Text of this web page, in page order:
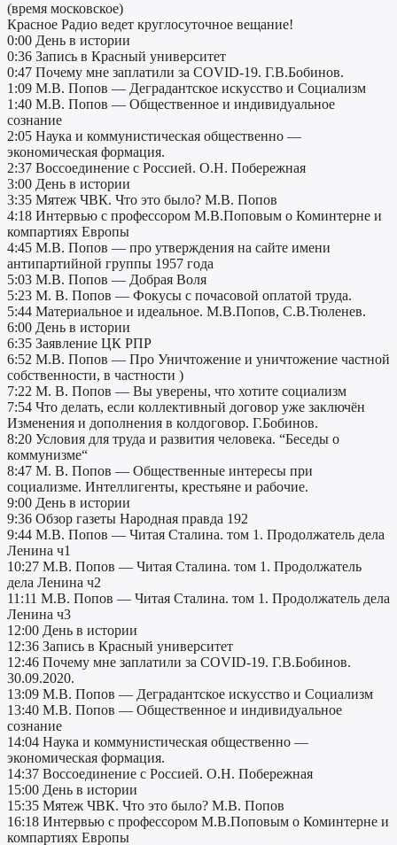
(время московское)
Красное Радио ведет круглосуточное вещание!
0:00 День в истории
0:36 Запись в Красный университет
0:47 Почему мне заплатили за COVID-19. Г.В.Бобинов.
1:09 М.В. Попов — Деградантское искусство и Социализм
1:40 М.В. Попов — Общественное и индивидуальное
сознание
2:05 Наука и коммунистическая общественно —
экономическая формация.
2:37 Воссоединение с Россией. О.Н. Побережная
3:00 День в истории
3:35 Мятеж ЧВК. Что это было? М.В. Попов
4:18 Интервью c профессором М.В.Поповым о Коминтерне и
компартиях Европы
4:45 М.В. Попов — про утверждения на сайте имени
антипартийной группы 1957 года
5:03 М.В. Попов — Добрая Воля
5:23 М. В. Попов — Фокусы с почасовой оплатой труда.
5:44 Материальное и идеальное. М.В.Попов, С.В.Тюленев.
6:00 День в истории
6:35 Заявление ЦК РПР
6:52 М.В. Попов — Про Уничтожение и уничтожение частной
собственности, в частности )
7:22 М. В. Попов — Вы уверены, что хотите социализм
7:54 Что делать, если коллективный договор уже заключён
Изменения и дополнения в колдоговор. Г.Бобинов.
8:20 Условия для труда и развития человека. “Беседы о
коммунизме“
8:47 М. В. Попов — Общественные интересы при
социализме. Интеллигенты, крестьяне и рабочие.
9:00 День в истории
9:36 Обзор газеты Народная правда 192
9:44 М.В. Попов — Читая Сталина. том 1. Продолжатель дела
Ленина ч1
10:27 М.В. Попов — Читая Сталина. том 1. Продолжатель
дела Ленина ч2
11:11 М.В. Попов — Читая Сталина. том 1. Продолжатель дела
Ленина ч3
12:00 День в истории
12:36 Запись в Красный университет
12:46 Почему мне заплатили за COVID-19. Г.В.Бобинов.
30.09.2020.
13:09 М.В. Попов — Деградантское искусство и Социализм
13:40 М.В. Попов — Общественное и индивидуальное
сознание
14:04 Наука и коммунистическая общественно —
экономическая формация.
14:37 Воссоединение с Россией. О.Н. Побережная
15:00 День в истории
15:35 Мятеж ЧВК. Что это было? М.В. Попов
16:18 Интервью c профессором М.В.Поповым о Коминтерне и
компартиях Европы